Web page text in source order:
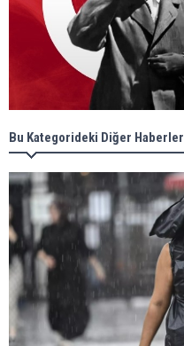
Bu Kategorideki Diğer Haberler